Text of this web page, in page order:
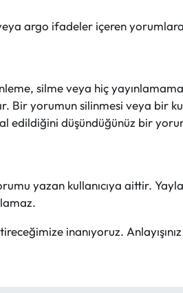
argo ifadeler içeren
silme veya hiç yayınlamama
Bir yorumun silinmesi veya bir
düşündüğünüz bir
yazan kullanıcıya aittir.
inanıyoruz. Anlayışınız